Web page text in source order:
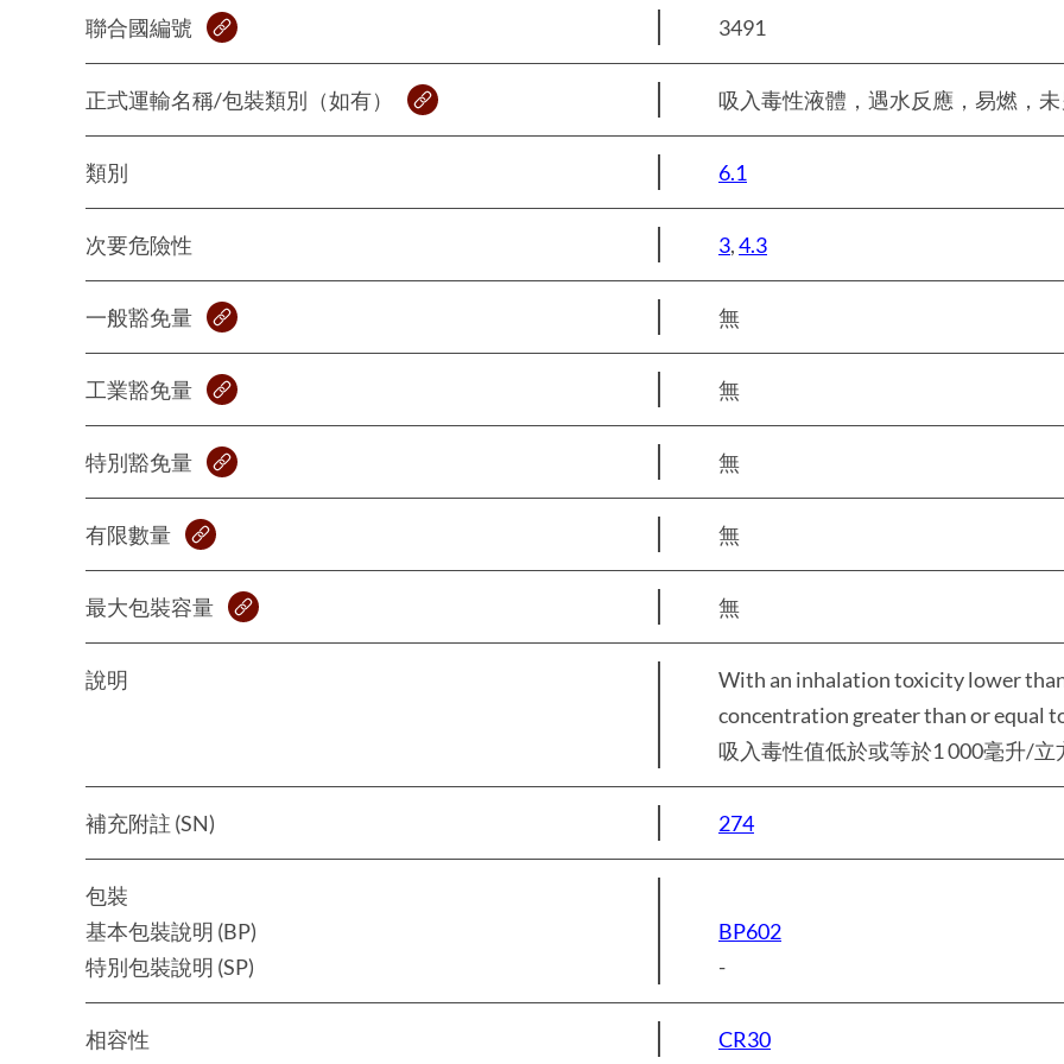
聯合國編號 3491
正式運輸名稱/包裝類別（如有） 吸入毒性液體，遇水反應，易燃，未
類別 6.1
次要危險性 3,4.3
一般豁免量 無
工業豁免量 無
特別豁免量 無
有限數量 無
最大包裝容量 無
說明
With an inhalation toxicity lower
concentration greater than or equal
吸入毒性值低於或等於1 000毫升/
補充附註 (SN) 274
包裝
基本包裝說明 (BP)
BP602
特別包裝說明 (SP)
-
相容性 CR30